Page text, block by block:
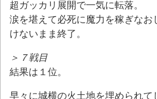
超ガッカリ展開で一気に転落。
涙を堪えて必死に魔力を稼ぎなお
けないまま終了。
＞７戦目
結果は１位。
早々に城横の火土地を埋められて